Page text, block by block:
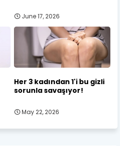
June 17, 2026
Her 3 kadından 1'i bu gizli
sorunla savaşıyor!
May 22, 2026